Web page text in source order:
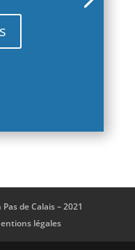
de Calais – 2021
légales